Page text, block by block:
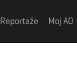
Reportaže Moj AO